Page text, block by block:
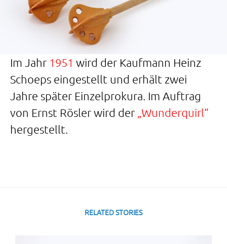
Im Jahr 1951 wird der Kaufmann Heinz
Schoeps eingestellt und erhält zwei
Jahre später Einzelprokura. Im Auftrag
von Ernst Rösler wird der „Wunderquirl“
hergestellt.
RELATED STORIES